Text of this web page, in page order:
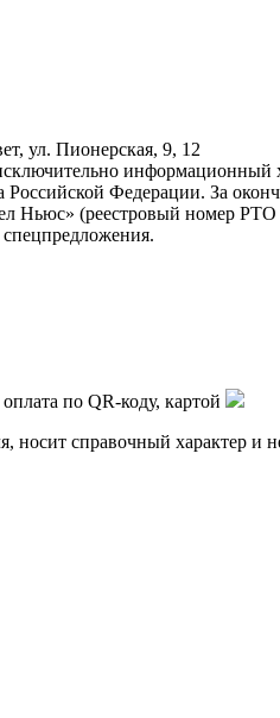
ул. Пионерская, 9, 12
информационный
Федерации. За
Ньюс» (реестровый номер
по QR-коду, картой
справочный характер и